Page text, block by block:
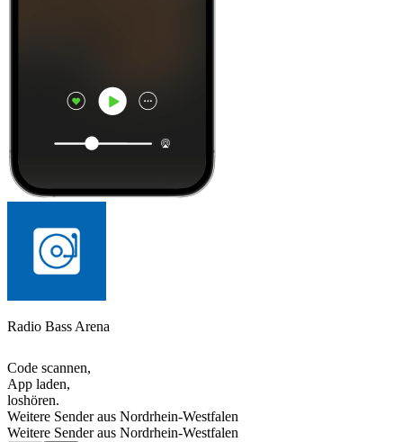
Radio Bass Arena
Code scannen,
App laden,
loshören.
Weitere Sender aus Nordrhein-Westfalen
Weitere Sender aus Nordrhein-Westfalen